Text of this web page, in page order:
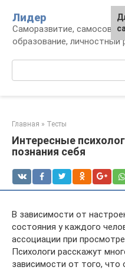
контенту
Лидер
Саморазвитие,
образование, личностный
Главная » Тесты
Интересные
познания себя
В зависимости от
состояния у каждого
ассоциации при
Психологи расскажут
зависимости от того,